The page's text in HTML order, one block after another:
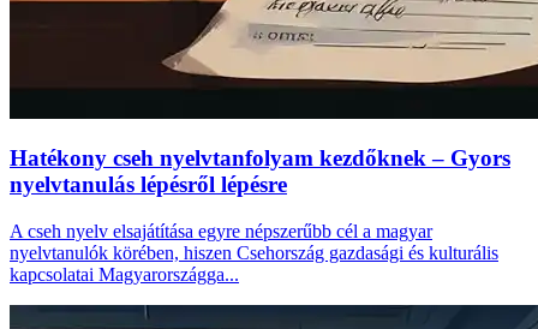
Hatékony cseh nyelvtanfolyam kezdőknek – Gyors
nyelvtanulás lépésről lépésre
A cseh nyelv elsajátítása egyre népszerűbb cél a magyar
nyelvtanulók körében, hiszen Csehország gazdasági és kulturális
kapcsolatai Magyarországga...